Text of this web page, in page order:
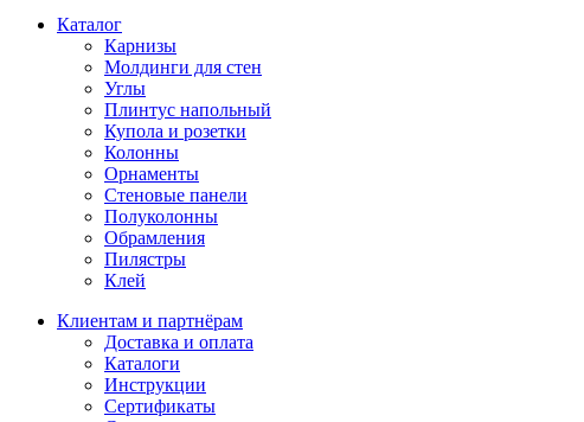
Каталог
Карнизы
Молдинги для стен
Углы
Плинтус напольный
Купола и розетки
Колонны
Орнаменты
Стеновые панели
Полуколонны
Обрамления
Пилястры
Клей
Клиентам и партнёрам
Доставка и оплата
Каталоги
Инструкции
Сертификаты